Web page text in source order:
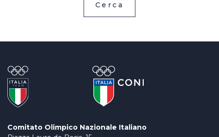
Cerca
Comitato Olimpico Nazionale Italiano